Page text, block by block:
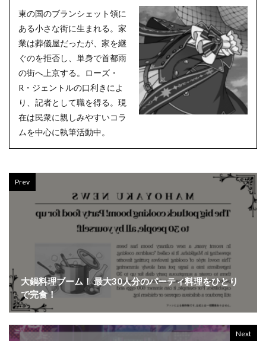
東の国のブランシェット領に
ある小さな街に生まれる。家
業は葬儀屋だったが、家を継
ぐのを拒否し、単身で首都雨
の街へ上京する。ローズ・
R・ジェントルの口利きによ
り、記者として職を得る。現
在は民衆に親しみやすいコラ
ムを中心に執筆活動中。
Prev
大鍋料理ブーム！ 最大30人分のパーティ料理をひとり
で完食！
Next